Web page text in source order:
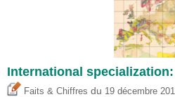
International
Faits & Chiffres du 19 décembre